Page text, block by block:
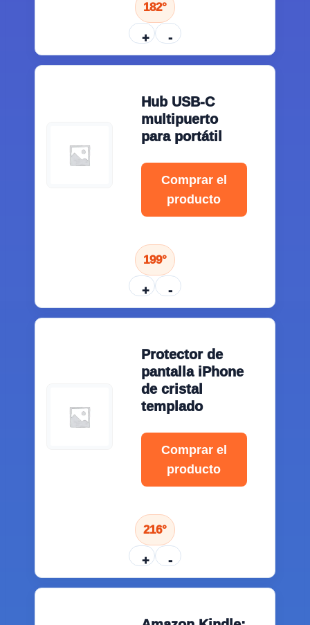
182°
+ -
Hub USB-C
multipuerto
para portátil
Comprar el
producto
199°
+ -
Protector de
pantalla iPhone
de cristal
templado
Comprar el
producto
216°
+ -